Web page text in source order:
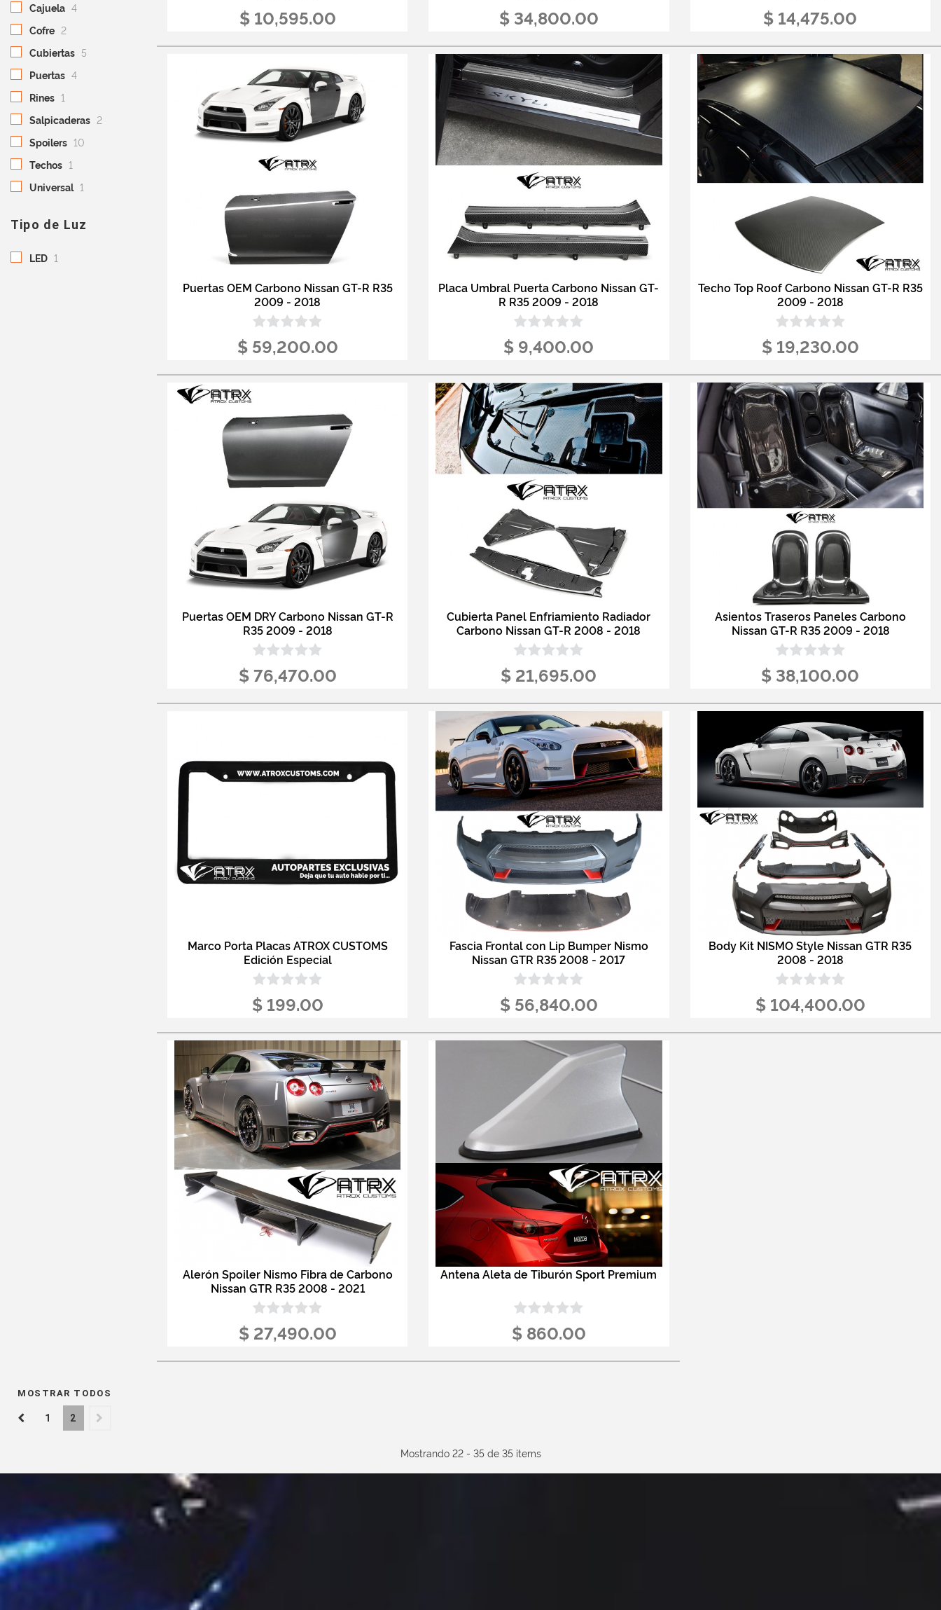
Cajuela 4
Cofre 2
Cubiertas 5
Puertas 4
Rines 1
Salpicaderas 2
Spoilers 10
Techos 1
Universal 1
Tipo de Luz
LED 1
$ 10,595.00 $ 34,800.00 $ 14,475.00
Puertas OEM Carbono Nissan GT-R R35
2009 - 2018
$ 59,200.00
Placa Umbral Puerta Carbono Nissan GT-
R R35 2009 - 2018
$ 9,400.00
Techo Top Roof Carbono Nissan GT-R R35
2009 - 2018
$ 19,230.00
Puertas OEM DRY Carbono Nissan GT-R
R35 2009 - 2018
$ 76,470.00
Cubierta Panel Enfriamiento Radiador
Carbono Nissan GT-R 2008 - 2018
$ 21,695.00
Asientos Traseros Paneles Carbono
Nissan GT-R R35 2009 - 2018
$ 38,100.00
Marco Porta Placas ATROX CUSTOMS
Edición Especial
$ 199.00
Fascia Frontal con Lip Bumper Nismo
Nissan GTR R35 2008 - 2017
$ 56,840.00
Body Kit NISMO Style Nissan GTR R35
2008 - 2018
$ 104,400.00
Alerón Spoiler Nismo Fibra de Carbono
Nissan GTR R35 2008 - 2021
$ 27,490.00
Antena Aleta de Tiburón Sport Premium
$ 860.00
MOSTRAR TODOS
1 2
Mostrando 22 - 35 de 35 items